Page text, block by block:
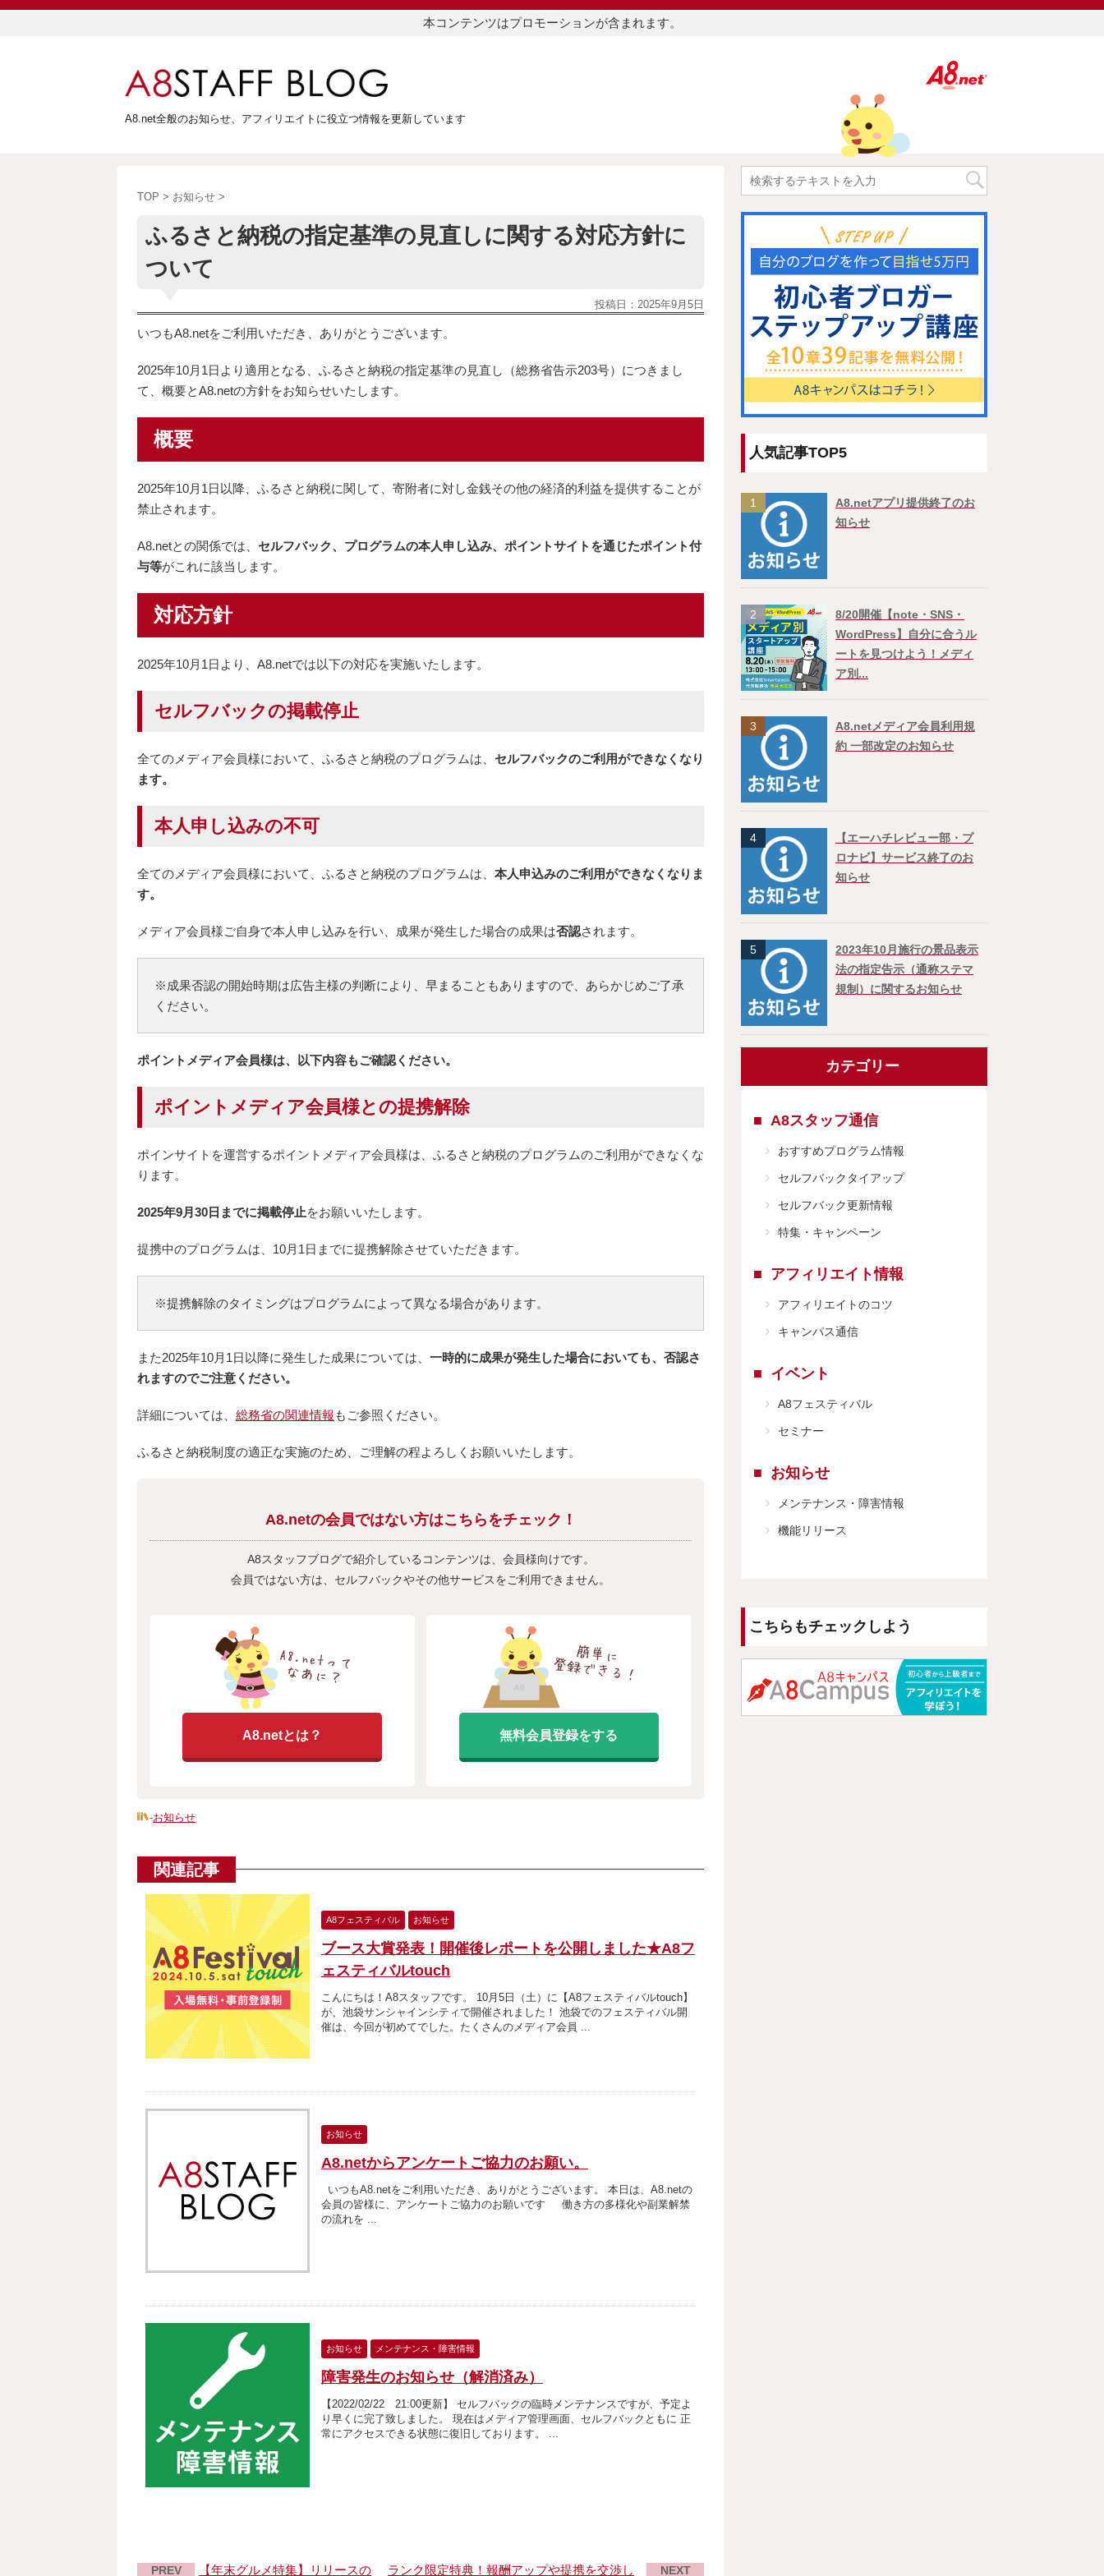
本コンテンツはプロモーションが含まれます。
A8.net全般のお知らせ、アフィリエイトに役立つ情報を更新しています
TOP > お知らせ >
ふるさと納税の指定基準の見直しに関する対応方針に
ついて
投稿日： 2025年9月5日
いつもA8.netをご利用いただき、ありがとうございます。
2025年10月1日より適用となる、ふるさと納税の指定基準の見直し（総務省告示203号）につきまし
て、概要とA8.netの方針をお知らせいたします。
概要
2025年10月1日以降、ふるさと納税に関して、寄附者に対し金銭その他の経済的利益を提供することが
禁止されます。
A8.netとの関係では、 セルフバック、プログラムの本人申し込み、ポイントサイトを通じたポイント付
与等がこれに該当します。
対応方針
2025年10月1日より、A8.netでは以下の対応を実施いたします。
セルフバックの掲載停止
全てのメディア会員様において、ふるさと納税のプログラムは、 セルフバックのご利用ができなくなり
ます。
本人申し込みの不可
全てのメディア会員様において、ふるさと納税のプログラムは、 本人申込みのご利用ができなくなりま
す。
メディア会員様ご自身で本人申し込みを行い、成果が発生した場合の成果は否認されます。
※成果否認の開始時期は広告主様の判断により、早まることもありますので、あらかじめご了承
ください。
ポイントメディア会員様は、以下内容もご確認ください。
ポイントメディア会員様との提携解除
ポインサイトを運営するポイントメディア会員様は、ふるさと納税のプログラムのご利用ができなくな
ります。
2025年9月30日までに掲載停止をお願いいたします。
提携中のプログラムは、10月1日までに提携解除させていただきます。
※提携解除のタイミングはプログラムによって異なる場合があります。
また2025年10月1日以降に発生した成果については、 一時的に成果が発生した場合においても、否認さ
れますのでご注意ください。
詳細については、 総務省の関連情報 もご参照ください。
ふるさと納税制度の適正な実施のため、ご理解の程よろしくお願いいたします。
A8.netの会員ではない方はこちらをチェック！
A8スタッフブログで紹介しているコンテンツは、会員様向けです。
会員ではない方は、セルフバックやその他サービスをご利用できません。
A8.netとは？ 無料会員登録をする
-お知らせ
関連記事
A8フェスティバル お知らせ
ブース大賞発表！開催後レポートを公開しました★A8フ
ェスティバルtouch
こんにちは！A8スタッフです。 10月5日（土）に【A8フェスティバルtouch】
が、池袋サンシャインシティで開催されました！ 池袋でのフェスティバル開
催は、今回が初めてでした。たくさんのメディア会員 ...
お知らせ
A8.netからアンケートご協力のお願い。
いつもA8.netをご利用いただき、ありがとうございます。 本日は、A8.netの
会員の皆様に、アンケートご協力のお願いです 働き方の多様化や副業解禁
の流れを ...
お知らせ メンテナンス・障害情報
障害発生のお知らせ（解消済み）
【2022/02/22 21:00更新】 セルフバックの臨時メンテナンスですが、予定よ
り早くに完了致しました。 現在はメディア管理画面、セルフバックともに 正
常にアクセスできる状態に復旧しております。 ...
PREV 【年末グルメ特集】リリースの ランク限定特典！報酬アップや提携を交渉し NEXT
人気記事TOP5
1
A8.netアプリ提供終了のお
知らせ
2
8/20開催【note・SNS・
WordPress】自分に合うル
ートを見つけよう！メディ
ア別...
3
A8.netメディア会員利用規
約 一部改定のお知らせ
4
【エーハチレビュー部・プ
ロナビ】サービス終了のお
知らせ
5
2023年10月施行の景品表示
法の指定告示（通称ステマ
規制）に関するお知らせ
カテゴリー
A8スタッフ通信
おすすめプログラム情報
セルフバックタイアップ
セルフバック更新情報
特集・キャンペーン
アフィリエイト情報
アフィリエイトのコツ
キャンパス通信
イベント
A8フェスティバル
セミナー
お知らせ
メンテナンス・障害情報
機能リリース
こちらもチェックしよう